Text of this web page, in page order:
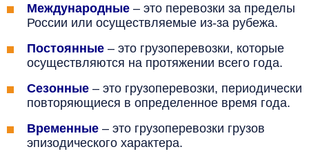
Международные – это перевозки за пределы
России или осуществляемые из-за рубежа.
Постоянные – это грузоперевозки, которые
осуществляются на протяжении всего года.
Сезонные – это грузоперевозки, периодически
повторяющиеся в определенное время года.
Временные – это грузоперевозки грузов
эпизодического характера.